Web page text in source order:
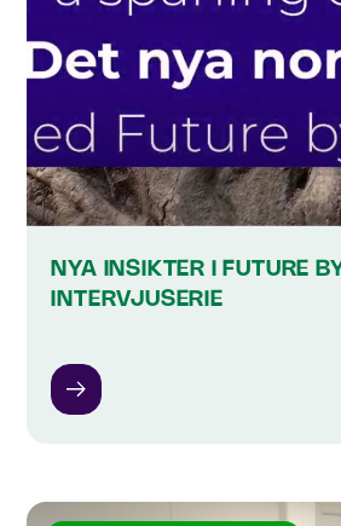
NYA INSIKTER I FUTURE
INTERVJUSERIE